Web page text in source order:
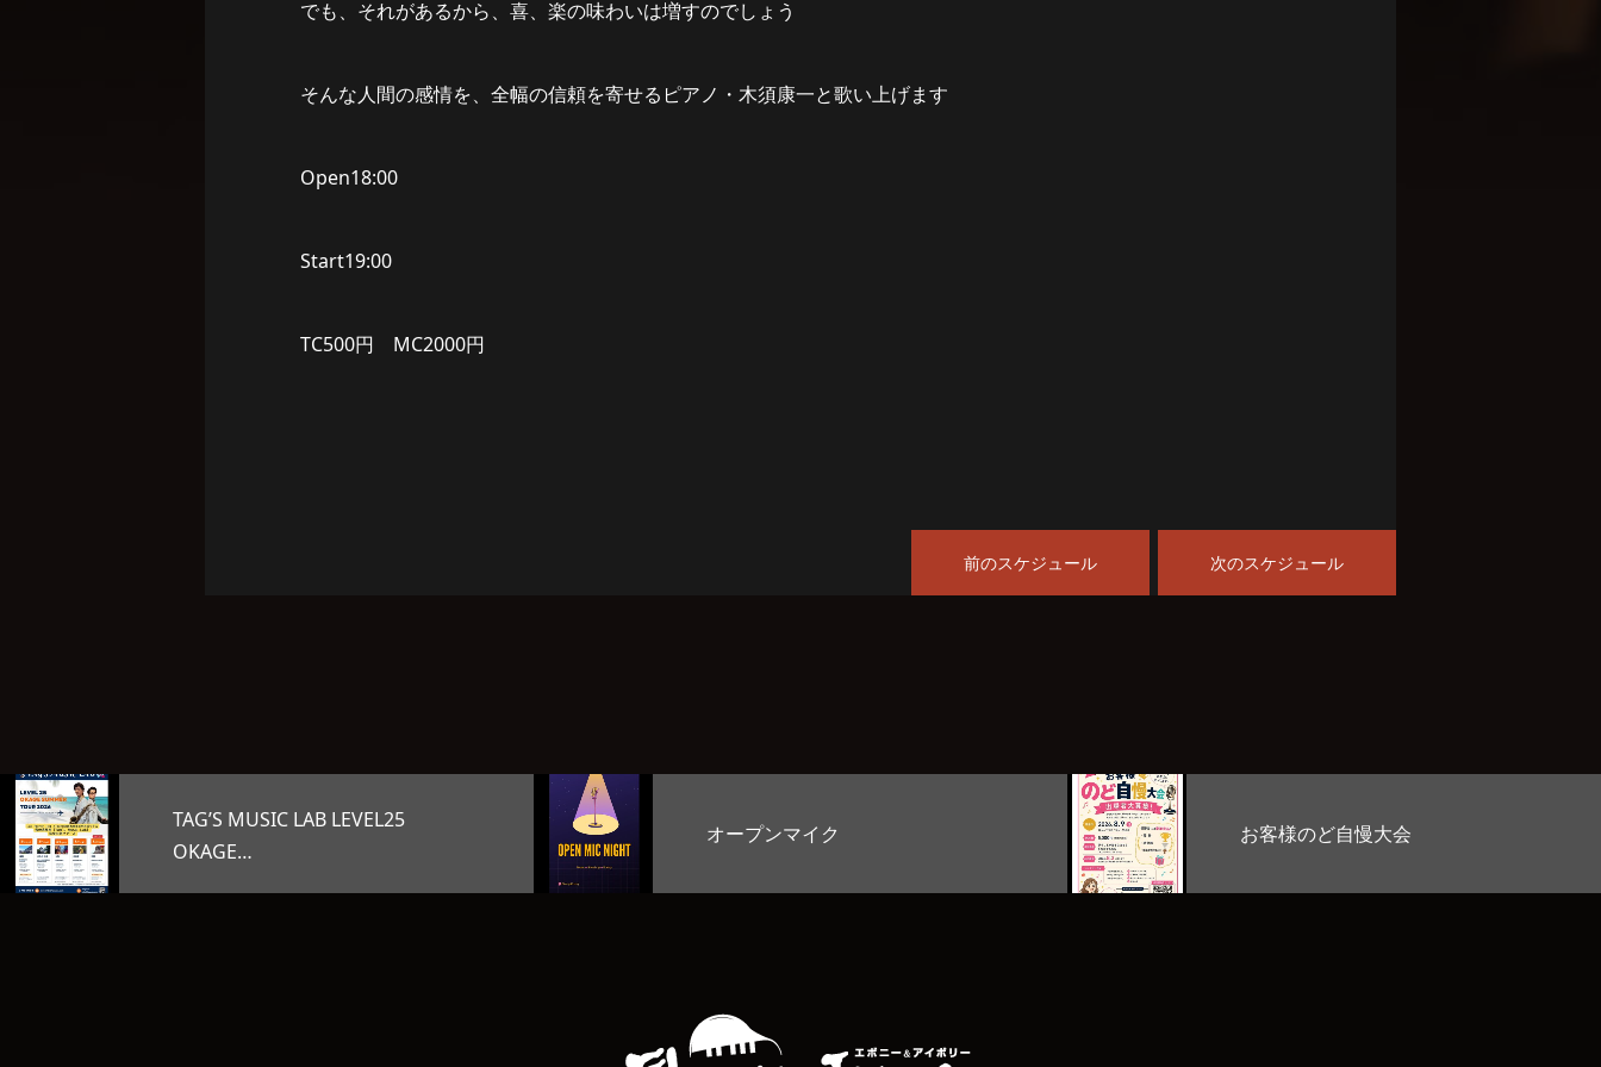
でも、それがあるから、喜、楽の味わいは増すのでしょう
そんな人間の感情を、全幅の信頼を寄せるピアノ・木須康一と歌い上げます
Open18:00
Start19:00
TC500円 MC2000円
前のスケジュール 次のスケジュール
LEVEL25
オープンマイク お客様のど自慢大会